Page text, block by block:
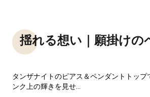
揺れる想い｜願掛けの
タンザナイトのピアス＆ペンダントトッ
ンク上の輝きを見せ...